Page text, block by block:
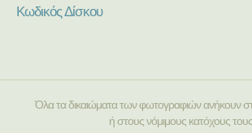
Κωδικός Δίσκου
Όλα τα δικαιώματα των φωτογραφιών ανήκουν
ή στους νόμιμους κατόχους τους.